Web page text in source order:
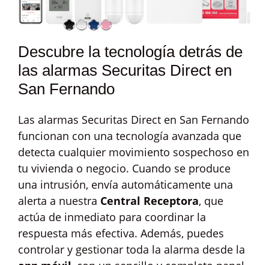
Descubre la tecnología detrás de
las alarmas Securitas Direct en
San Fernando
Las alarmas Securitas Direct en San Fernando
funcionan con una tecnología avanzada que
detecta cualquier movimiento sospechoso en
tu vivienda o negocio. Cuando se produce
una intrusión, envía automáticamente una
alerta a nuestra Central Receptora, que
actúa de inmediato para coordinar la
respuesta más efectiva. Además, puedes
controlar y gestionar toda la alarma desde la